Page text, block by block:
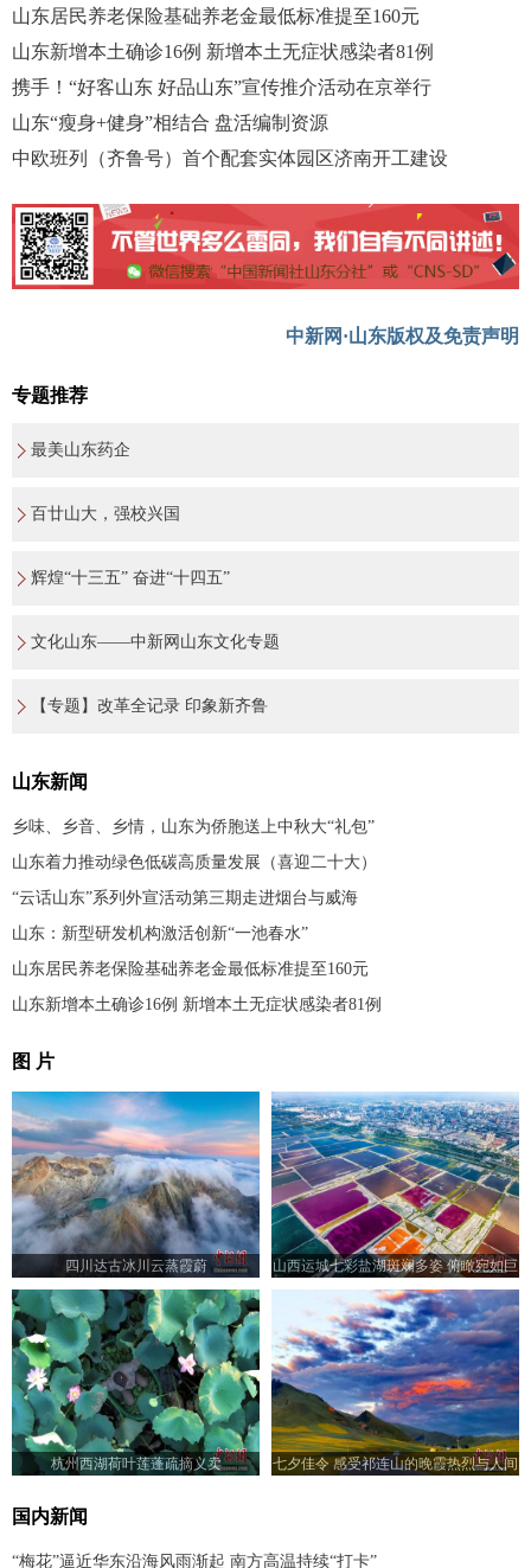
山东居民养老保险基础养老金最低标准提至160元
山东新增本土确诊16例 新增本土无症状感染者81例
携手！“好客山东 好品山东”宣传推介活动在京举行
山东“瘦身+健身”相结合 盘活编制资源
中欧班列（齐鲁号）首个配套实体园区济南开工建设
中新网·山东版权及免责声明
专题推荐
最美山东药企
百廿山大，强校兴国
辉煌“十三五” 奋进“十四五”
文化山东——中新网山东文化专题
【专题】改革全记录 印象新齐鲁
山东新闻
乡味、乡音、乡情，山东为侨胞送上中秋大“礼包”
山东着力推动绿色低碳高质量发展（喜迎二十大）
“云话山东”系列外宣活动第三期走进烟台与威海
山东：新型研发机构激活创新“一池春水”
山东居民养老保险基础养老金最低标准提至160元
山东新增本土确诊16例 新增本土无症状感染者81例
图 片
四川达古冰川云蒸霞蔚
山西运城七彩盐湖斑斓多姿 俯瞰宛如巨
型调色板
杭州西湖荷叶莲蓬疏摘义卖
七夕佳令 感受祁连山的晚霞热烈与人间
国内新闻
“梅花”逼近华东沿海风雨渐起 南方高温持续“打卡”